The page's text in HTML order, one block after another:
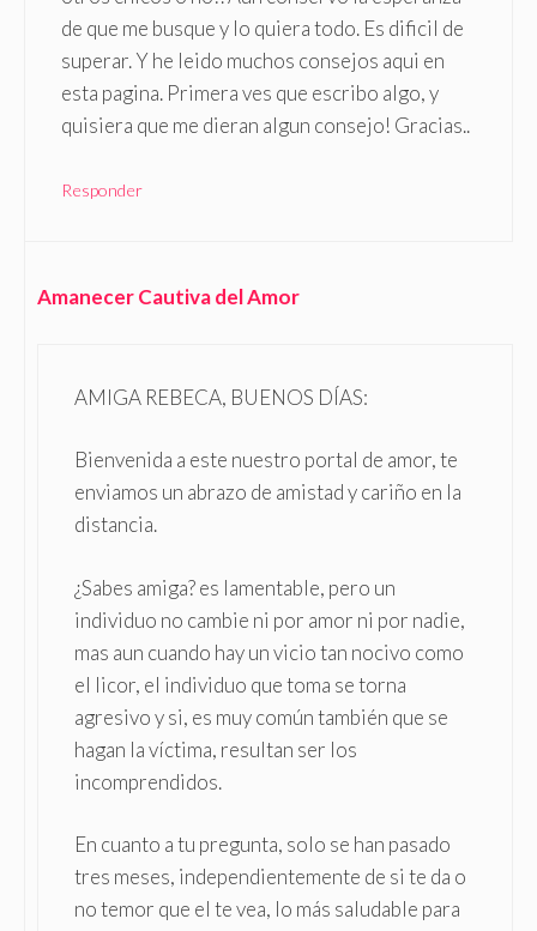
de que me busque y lo quiera todo. Es dificil de
superar. Y he leido muchos consejos aqui en
esta pagina. Primera ves que escribo algo, y
quisiera que me dieran algun consejo! Gracias..
Responder
Amanecer Cautiva del Amor
AMIGA REBECA, BUENOS DÍAS:
Bienvenida a este nuestro portal de amor, te
enviamos un abrazo de amistad y cariño en la
distancia.
¿Sabes amiga? es lamentable, pero un
individuo no cambie ni por amor ni por nadie,
mas aun cuando hay un vicio tan nocivo como
el licor, el individuo que toma se torna
agresivo y si, es muy común también que se
hagan la víctima, resultan ser los
incomprendidos.
En cuanto a tu pregunta, solo se han pasado
tres meses, independientemente de si te da o
no temor que el te vea, lo más saludable para